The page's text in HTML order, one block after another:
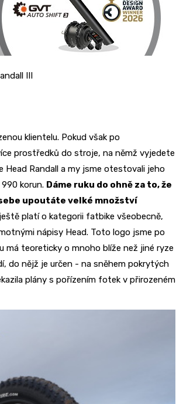
III
klientelu. Pokud však po
prostředků do stroje, na němž vyjedete
Head Randall a my jsme otestovali jeho
korun. Dáme ruku do ohně za to, že
upoutáte velké množství
platí o kategorii fatbike všeobecně,
nápisy Head. Toto logo jsme po
má teoreticky o mnoho blíže než jiné ryze
do nějž je určen - na sněhem pokrytých
plány s pořízením fotek v přirozeném